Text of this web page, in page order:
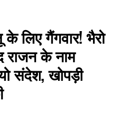
के लिए गैंगवार! भैरो
राजन के नाम
संदेश, खोपड़ी